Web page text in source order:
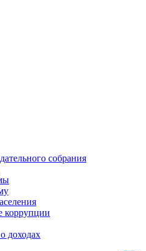
собрания
коррупции
доходах